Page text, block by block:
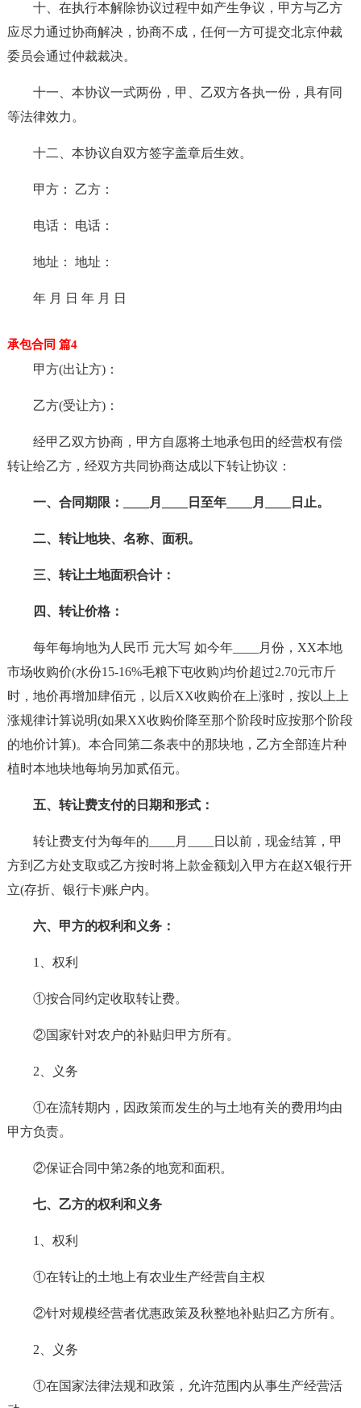
十、在执行本解除协议过程中如产生争议，甲方与乙方
应尽力通过协商解决，协商不成，任何一方可提交北京仲裁
委员会通过仲裁裁决。
十一、本协议一式两份，甲、乙双方各执一份，具有同
等法律效力。
十二、本协议自双方签字盖章后生效。
甲方： 乙方：
电话： 电话：
地址： 地址：
年 月 日 年 月 日
承包合同 篇4
甲方(出让方)：
乙方(受让方)：
经甲乙双方协商，甲方自愿将土地承包田的经营权有偿
转让给乙方，经双方共同协商达成以下转让协议：
一、合同期限：____月____日至年____月____日止。
二、转让地块、名称、面积。
三、转让土地面积合计：
四、转让价格：
每年每垧地为人民币 元大写 如今年____月份，XX本地
市场收购价(水份15-16%毛粮下屯收购)均价超过2.70元市斤
时，地价再增加肆佰元，以后XX收购价在上涨时，按以上上
涨规律计算说明(如果XX收购价降至那个阶段时应按那个阶段
的地价计算)。本合同第二条表中的那块地，乙方全部连片种
植时本地块地每垧另加贰佰元。
五、转让费支付的日期和形式：
转让费支付为每年的____月____日以前，现金结算，甲
方到乙方处支取或乙方按时将上款金额划入甲方在赵X银行开
立(存折、银行卡)账户内。
六、甲方的权利和义务：
1、权利
①按合同约定收取转让费。
②国家针对农户的补贴归甲方所有。
2、义务
①在流转期内，因政策而发生的与土地有关的费用均由
甲方负责。
②保证合同中第2条的地宽和面积。
七、乙方的权利和义务
1、权利
①在转让的土地上有农业生产经营自主权
②针对规模经营者优惠政策及秋整地补贴归乙方所有。
2、义务
①在国家法律法规和政策，允许范围内从事生产经营活